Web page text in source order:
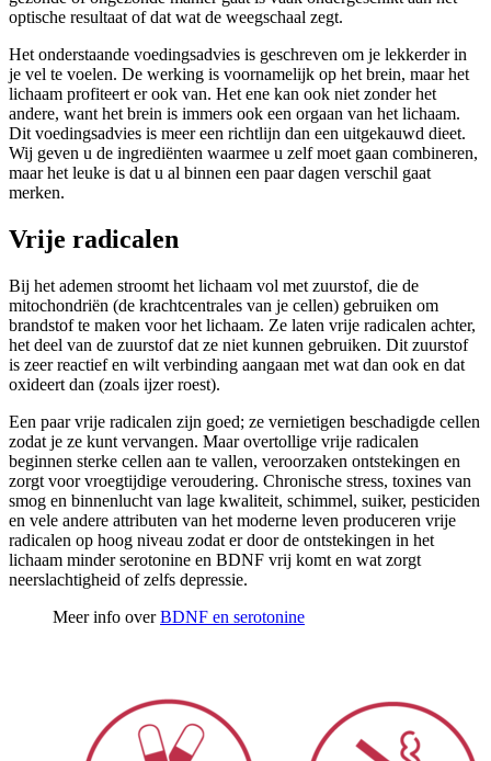
optische resultaat of dat wat de weegschaal zegt.
Het onderstaande voedingsadvies is geschreven om je lekkerder in
je vel te voelen. De werking is voornamelijk op het brein, maar het
lichaam profiteert er ook van. Het ene kan ook niet zonder het
andere, want het brein is immers ook een orgaan van het lichaam.
Dit voedingsadvies is meer een richtlijn dan een uitgekauwd dieet.
Wij geven u de ingrediënten waarmee u zelf moet gaan combineren,
maar het leuke is dat u al binnen een paar dagen verschil gaat
merken.
Vrije radicalen
Bij het ademen stroomt het lichaam vol met zuurstof, die de
mitochondriën (de krachtcentrales van je cellen) gebruiken om
brandstof te maken voor het lichaam. Ze laten vrije radicalen achter,
het deel van de zuurstof dat ze niet kunnen gebruiken. Dit zuurstof
is zeer reactief en wilt verbinding aangaan met wat dan ook en dat
oxideert dan (zoals ijzer roest).
Een paar vrije radicalen zijn goed; ze vernietigen beschadigde cellen
zodat je ze kunt vervangen. Maar overtollige vrije radicalen
beginnen sterke cellen aan te vallen, veroorzaken ontstekingen en
zorgt voor vroegtijdige veroudering. Chronische stress, toxines van
smog en binnenlucht van lage kwaliteit, schimmel, suiker, pesticiden
en vele andere attributen van het moderne leven produceren vrije
radicalen op hoog niveau zodat er door de ontstekingen in het
lichaam minder serotonine en BDNF vrij komt en wat zorgt
neerslachtigheid of zelfs depressie.
Meer info overBDNF en serotonine